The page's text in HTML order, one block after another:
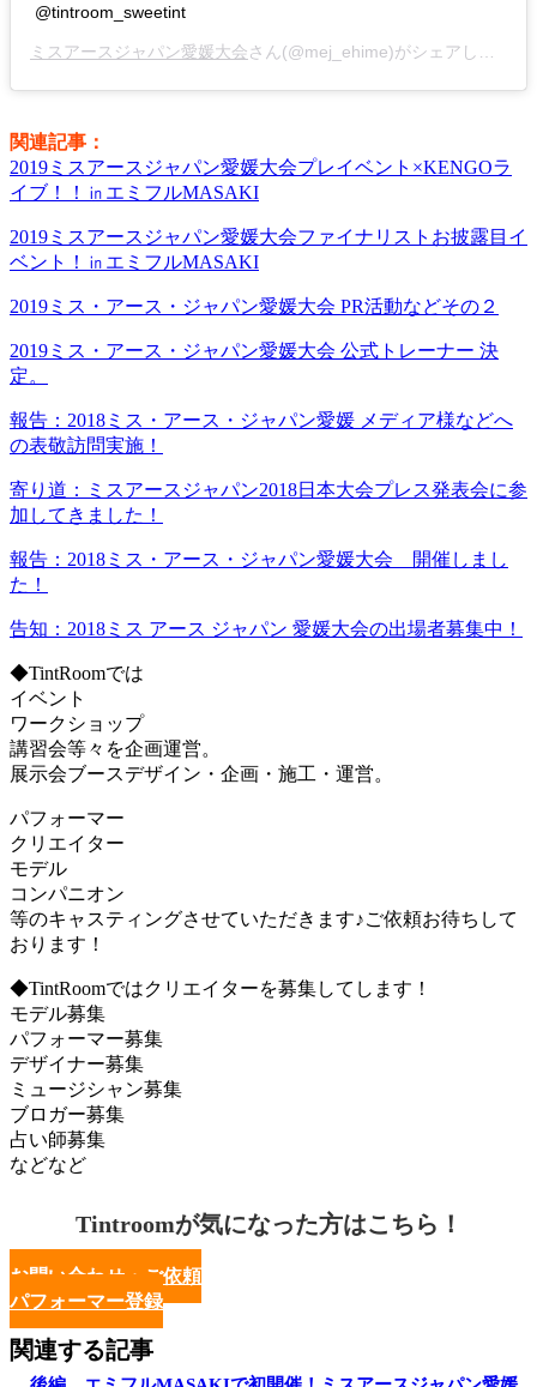
@tintroom_sweetint
ミスアースジャパン愛媛大会さん(@mej_ehime)がシェアした投稿 –
関連記事：
2019ミスアースジャパン愛媛大会プレイベント×KENGOラ
イブ！！㏌エミフルMASAKI
2019ミスアースジャパン愛媛大会ファイナリストお披露目イ
ベント！㏌エミフルMASAKI
2019ミス・アース・ジャパン愛媛大会 PR活動などその２
2019ミス・アース・ジャパン愛媛大会 公式トレーナー 決
定。
報告：2018ミス・アース・ジャパン愛媛 メディア様などへ
の表敬訪問実施！
寄り道：ミスアースジャパン2018日本大会プレス発表会に参
加してきました！
報告：2018ミス・アース・ジャパン愛媛大会 開催しまし
た！
告知：2018ミス アース ジャパン 愛媛大会の出場者募集中！
◆TintRoomでは
イベント
ワークショップ
講習会等々を企画運営。
展示会ブースデザイン・企画・施工・運営。
パフォーマー
クリエイター
モデル
コンパニオン
等のキャスティングさせていただきます♪ご依頼お待ちして
おります！
◆TintRoomではクリエイターを募集してします！
モデル募集
パフォーマー募集
デザイナー募集
ミュージシャン募集
ブロガー募集
占い師募集
などなど
Tintroomが気になった方はこちら！
お問い合わせ・ご依頼
パフォーマー登録
関連する記事